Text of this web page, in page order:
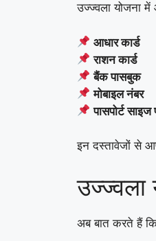
उज्ज्वला योजना
आधार कार्ड
राशन कार्ड
बैंक पासबुक
मोबाइल नंबर
पासपोर्ट साइज
इन दस्तावेजों से
अब बात करते हैं